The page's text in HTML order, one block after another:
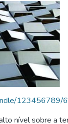
123456789/
nível sobre a